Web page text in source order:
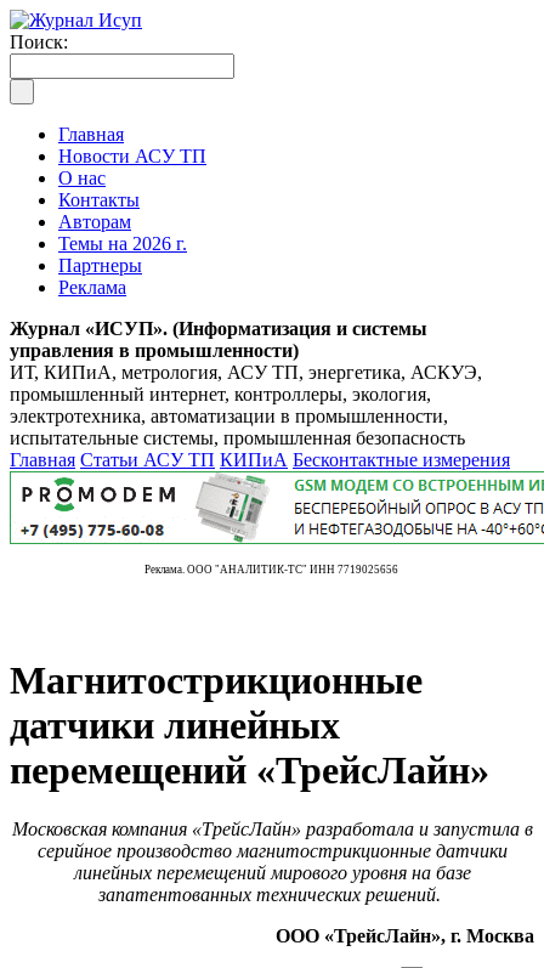
Поиск:
Главная
Новости АСУ ТП
О нас
Контакты
Авторам
Темы на 2026 г.
Партнеры
Реклама
Журнал «ИСУП». (Информатизация и системы
управления в промышленности)
ИТ, КИПиА, метрология, АСУ ТП, энергетика, АСКУЭ,
промышленный интернет, контроллеры, экология,
электротехника, автоматизации в промышленности,
испытательные системы, промышленная безопасность
Главная Статьи АСУ ТП КИПиА Бесконтактные измерения
Реклама. ООО "АНАЛИТИК-ТС" ИНН 7719025656
Магнитострикционные
датчики линейных
перемещений «ТрейсЛайн»
Московская компания «ТрейсЛайн» разработала и запустила в
серийное производство магнитострикционные датчики
линейных перемещений мирового уровня на базе
запатентованных технических решений.
ООО «ТрейсЛайн», г. Москва